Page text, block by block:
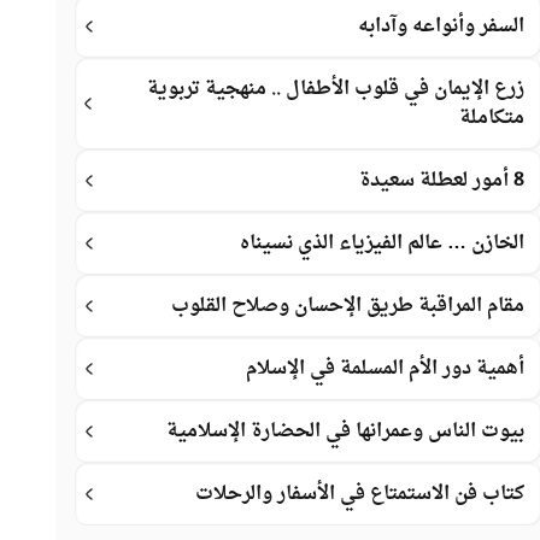
السفر وأنواعه وآدابه
زرع الإيمان في قلوب الأطفال .. منهجية تربوية
متكاملة
8 أمور لعطلة سعيدة
الخازن … عالم الفيزياء الذي نسيناه
مقام المراقبة طريق الإحسان وصلاح القلوب
أهمية دور الأم المسلمة في الإسلام
بيوت الناس وعمرانها في الحضارة الإسلامية
كتاب فن الاستمتاع في الأسفار والرحلات